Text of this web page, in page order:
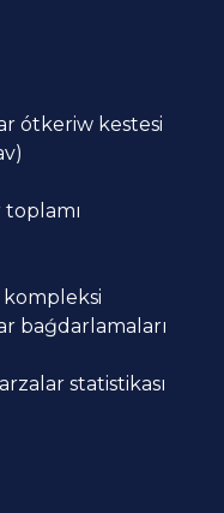
ótkeriw kestesi
toplamı
kompleksi
baǵdarlamaları
statistikası